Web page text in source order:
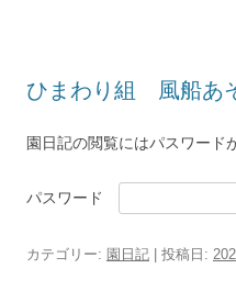
ひまわり組 風船あ
園日記の閲覧にはパスワード
パスワード
カテゴリー: 園日記 | 投稿日: